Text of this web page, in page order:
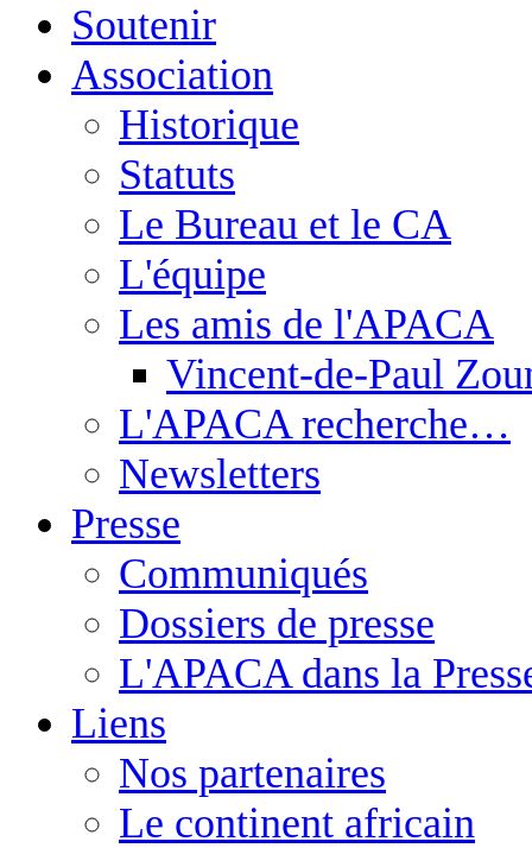
Soutenir
Association
Historique
Statuts
Le Bureau et le CA
L'équipe
Les amis de l'APACA
Vincent-de-Paul
L'APACA recherche…
Newsletters
Presse
Communiqués
Dossiers de presse
L'APACA dans la
Liens
Nos partenaires
Le continent africain